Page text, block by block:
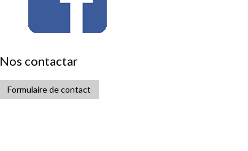
Nos contactar
Formulaire de contact